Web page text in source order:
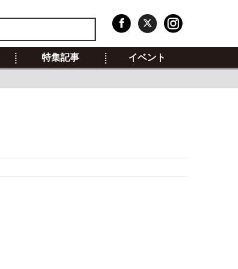
特集記事 イベント